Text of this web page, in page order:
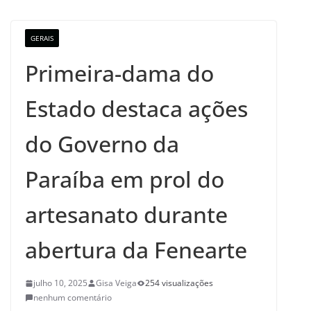
GERAIS
Primeira-dama do
Estado destaca ações
do Governo da
Paraíba em prol do
artesanato durante
abertura da Fenearte
julho 10, 2025 Gisa Veiga
254 visualizações
nenhum comentário